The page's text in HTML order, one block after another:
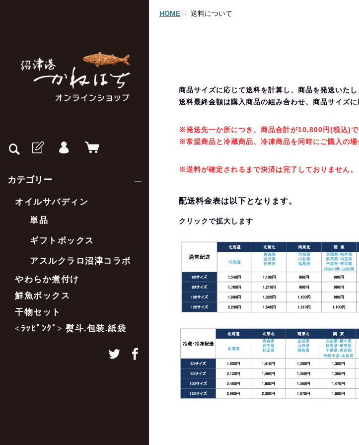
カテゴリー
オイルサバディン
単品
ギフトボックス
アスルクラロ沼津コラボ
やわらか煮付け
鮮魚ボックス
干物セット
<ﾗｯﾋﾟﾝｸﾞ> 熨斗.包装.紙袋
HOME 送料について
商品サイズに応じて送料を計算し、商品を発送いたし
送料最終金額は購入商品の組み合わせ、商品サイズ
※発送先一か所につき、商品合計が10,800円(税込)で
※常温商品と冷蔵商品、冷凍商品を同時にご購入の場
※送料が確定されるまで決済は完了しておりません。
配送料金表は以下となります。
クリックで拡大します